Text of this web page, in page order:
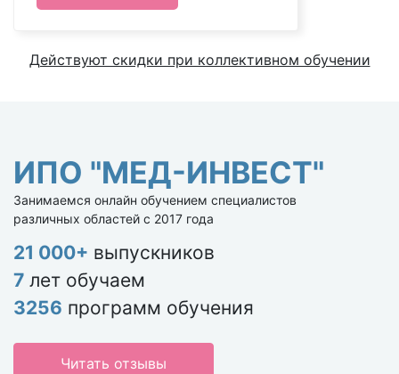
Действуют скидки при коллективном обучении
ИПО "МЕД-ИНВЕСТ"
Занимаемся онлайн обучением специалистов
различных областей с 2017 года
21 000+ выпускников
7 лет обучаем
3256 программ обучения
Читать отзывы